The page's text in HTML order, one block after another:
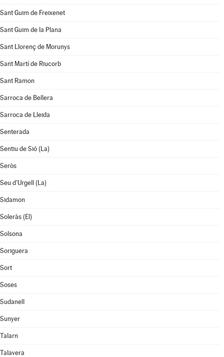
Sant Guim de Freixenet
Sant Guim de la Plana
Sant Llorenç de Morunys
Sant Martí de Riucorb
Sant Ramon
Sarroca de Bellera
Sarroca de Lleida
Senterada
Sentiu de Sió (La)
Seròs
Seu d'Urgell (La)
Sidamon
Soleràs (El)
Solsona
Soriguera
Sort
Soses
Sudanell
Sunyer
Talarn
Talavera